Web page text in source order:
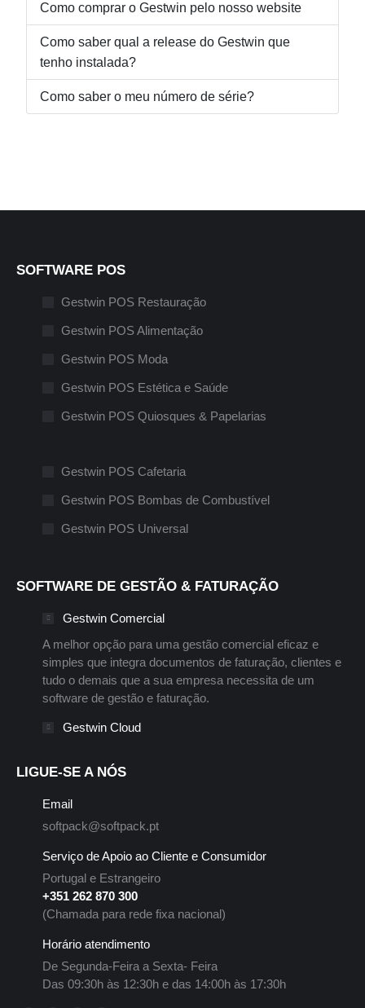
Como comprar o Gestwin pelo nosso website
Como saber qual a release do Gestwin que
tenho instalada?
Como saber o meu número de série?
SOFTWARE POS
Gestwin POS Restauração
Gestwin POS Alimentação
Gestwin POS Moda
Gestwin POS Estética e Saúde
Gestwin POS Quiosques & Papelarias
Gestwin POS Cafetaria
Gestwin POS Bombas de Combustível
Gestwin POS Universal
SOFTWARE DE GESTÃO & FATURAÇÃO
Gestwin Comercial
A melhor opção para uma gestão comercial eficaz e
simples que integra documentos de faturação, clientes e
tudo o demais que a sua empresa necessita de um
software de gestão e faturação.
Gestwin Cloud
LIGUE-SE A NÓS
Email
softpack@softpack.pt
Serviço de Apoio ao Cliente e Consumidor
Portugal e Estrangeiro
+351 262 870 300
(Chamada para rede fixa nacional)
Horário atendimento
De Segunda-Feira a Sexta- Feira
Das 09:30h às 12:30h e das 14:00h às 17:30h